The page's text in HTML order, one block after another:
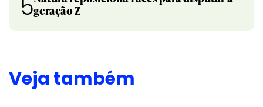
5geração Z
Veja também